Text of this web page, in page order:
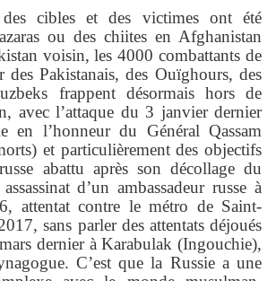
cibles et des victimes ont été
ou des chiites en Afghanistan
voisin, les 4000 combattants de
des Pakistanais, des Ouïghours, des
frappent désormais hors de
avec l’attaque du 3 janvier dernier
en l’honneur du Général Qassam
et particulièrement des objectifs
abattu après son décollage du
d’un ambassadeur russe à
attentat contre le métro de Saint-
sans parler des attentats déjoués
dernier à Karabulak (Ingouchie),
C’est que la Russie a une